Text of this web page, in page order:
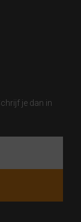
je dan in